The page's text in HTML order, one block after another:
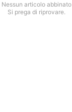
Nessun articolo abbinato
Si prega di riprovare.